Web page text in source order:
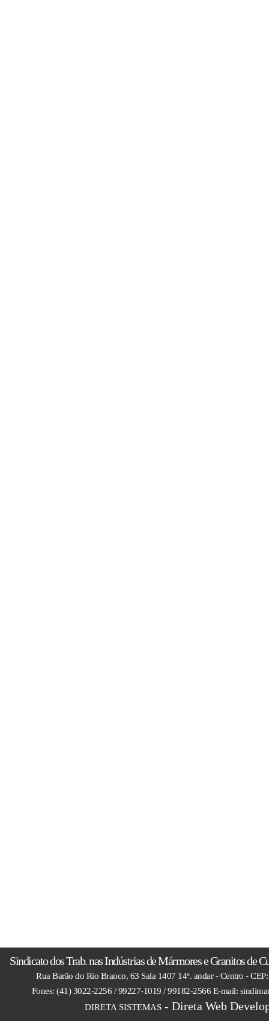
Sindicato dos Trab. nas Indústrias de Mármores e Granitos de
Rua Barão do Rio Branco, 63 Sala 1407 14º. andar - Centro -
Fones: (41) 3022-2256 / 99227-1019 / 99182-2566 E-mail:
DIRETA SISTEMAS- Direta Web